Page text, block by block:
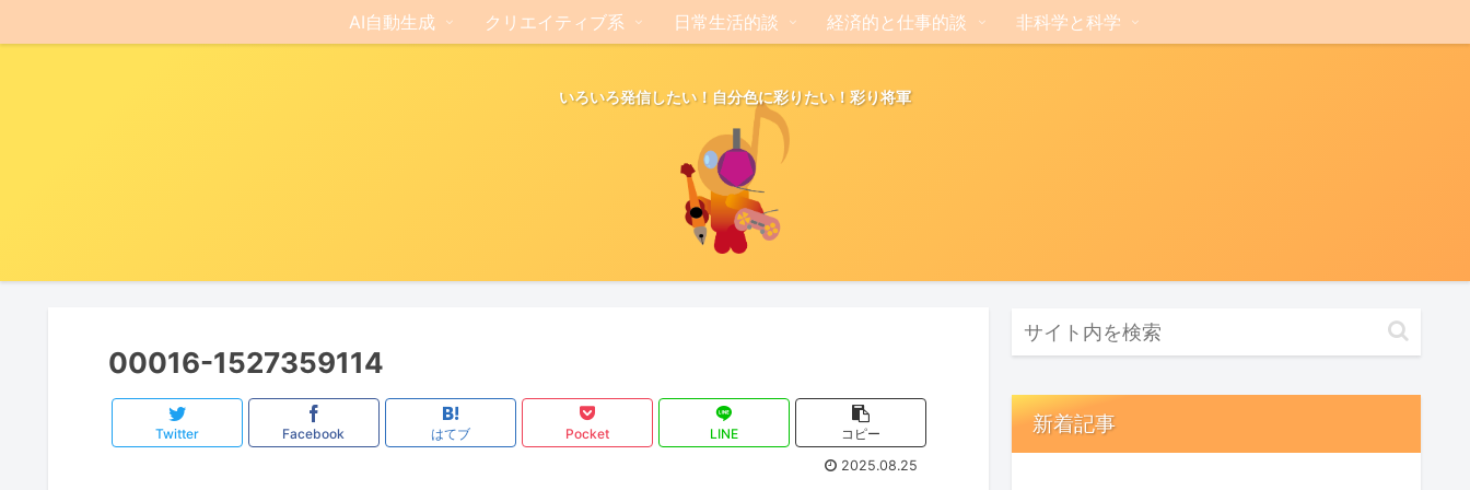
いろいろ発信したい！自分色に彩りたい！彩り将軍
AI自動生成 クリエイティブ系 日常生活的談 経済的と仕事的談 非科学と科学
00016-1527359114
Twitter Facebook はてブ Pocket LINE
コピー
2025.08.25
新着記事